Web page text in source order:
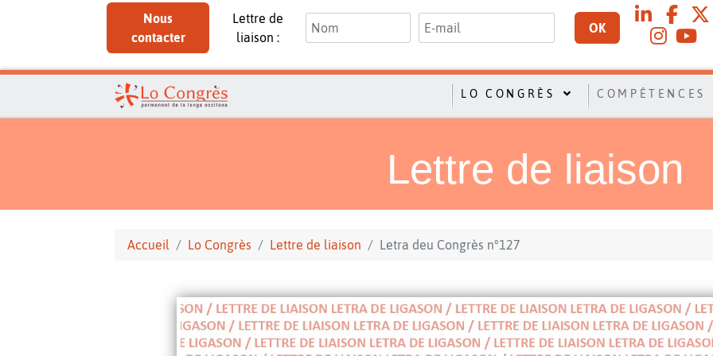
Nous
contacter
Lettre de
liaison :
OK
LO CONGRÈS COMPÉTENCES
Lettre de liaison
Accueil Lo Congrès Lettre de liaison Letra deu Congrès n°127